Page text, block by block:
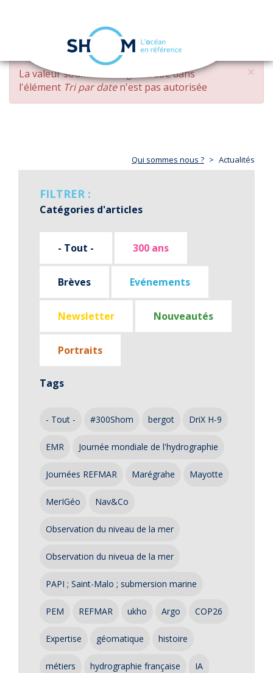
Aller
contenu
principal
navigation
×
MESSAGE
D'ERREUR
La valeur soumise changed DESCdans
l'élément Tri par daten'est pas autorisée
Qui sommes nous ? Actualités
FILTRER :
Catégories d'articles
- Tout - 300 ans
Brèves Evénements
Newsletter Nouveautés
Portraits
Tags
- Tout - #300Shom bergot DriX H-9
EMR Journée mondiale de l'hydrographie
Journées REFMAR Marégrahe Mayotte
MerIGéo Nav&Co
Observation du niveau de la mer
Observation du niveua de la mer
PAPI ; Saint-Malo ; submersion marine
PEM REFMAR ukho Argo COP26
Expertise géomatique histoire
métiers hydrographie française IA